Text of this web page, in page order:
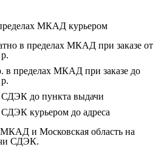
МКАД курьером
в пределах МКАД при заказе от
в пределах МКАД при заказе до
СДЭК до пункта выдачи
СДЭК курьером до адреса
и Московская область на
СДЭК.